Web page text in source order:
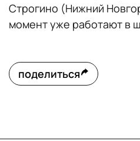
Строгино (Нижний
момент уже работают в
поделиться